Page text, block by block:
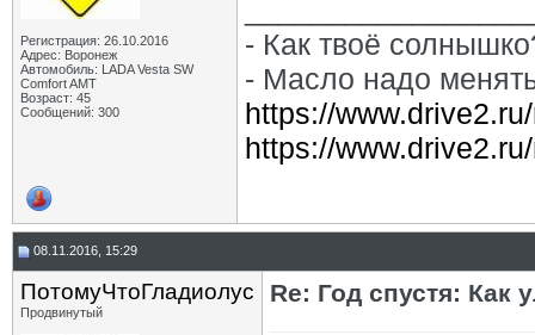
Регистрация: 26.10.2016
Адрес: Воронеж
Автомобиль: LADA Vesta SW
Comfort AMT
Возраст: 45
Сообщений: 300
- Как твоё
- Масло надо
https://
https://
08.11.2016, 15:29
ПотомуЧтоГладиолус
Продвинутый
Re: Год спустя: Как